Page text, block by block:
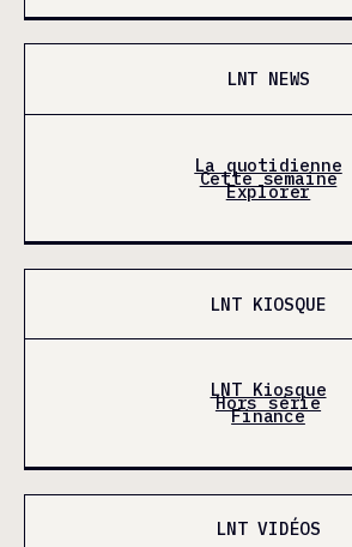
LNT NEWS
La quotidienne
Cette semaine
Explorer
LNT KIOSQUE
LNT Kiosque
Hors série
Finance
LNT VIDÉOS